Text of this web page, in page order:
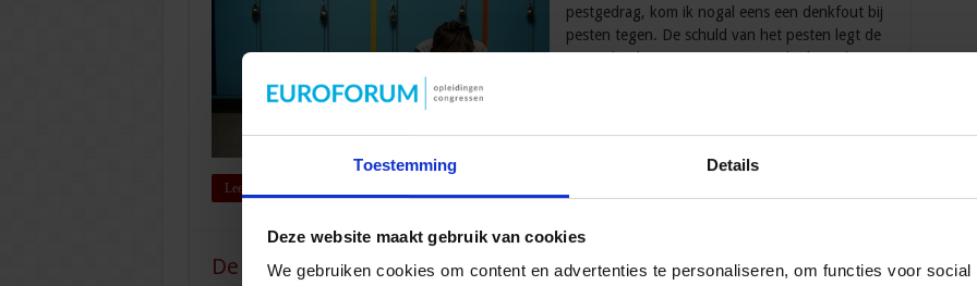
Toestemming Details
Deze website maakt gebruik van cookies
We gebruiken cookies om content en advertenties te personaliseren, om functies voor
pestgedrag, kom ik nogal eens een denkfout bij
pesten tegen. De schuld van het pesten legt de
pester bij de gepeste neer. Niet altijd om de
Lees verder »
De anti-pestcoördinator